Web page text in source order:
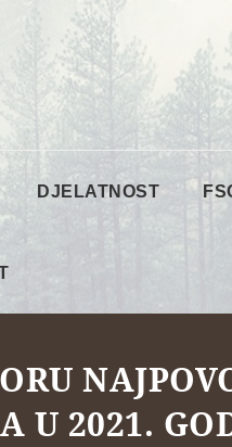
DJELATNOST
U 2021.